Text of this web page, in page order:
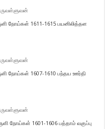
நோய்கள் 1611-1615 பயனிலித்தள
நோய்கள் 1607-1610 பந்தய ஊர்தி
நோய்கள் 1601-1606 பத்தாம் வகுப்பு